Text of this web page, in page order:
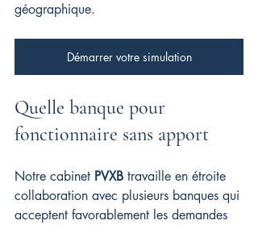
géographique.
Démarrer votre simulation
Quelle banque pour
fonctionnaire sans apport
Notre cabinet PVXB travaille en étroite
collaboration avec plusieurs banques qui
acceptent favorablement les demandes